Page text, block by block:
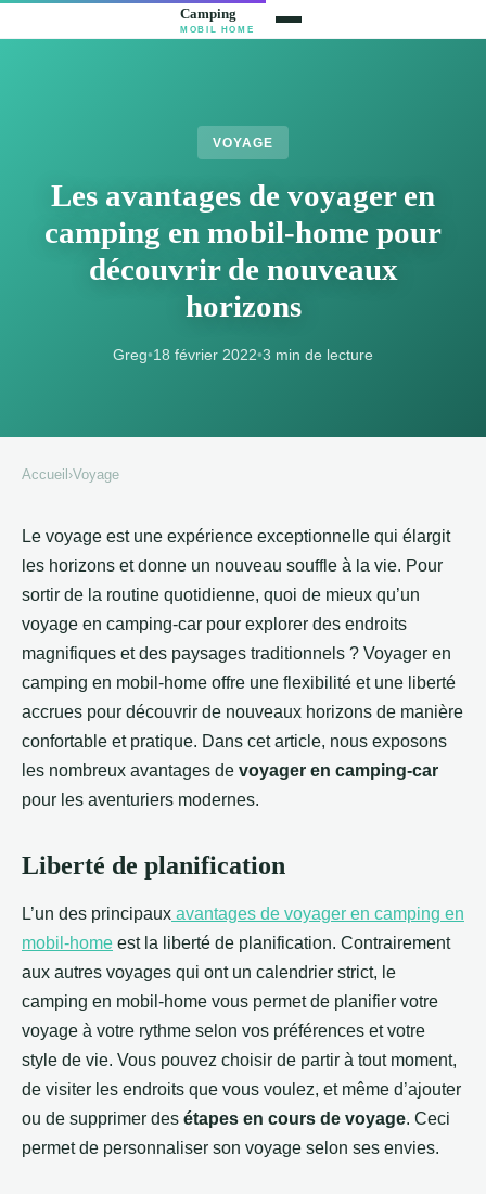
VOYAGE
Les avantages de voyager en
camping en mobil-home pour
découvrir de nouveaux
horizons
Greg•18 février 2022•3 min de lecture
Accueil ›Voyage
Le voyage est une expérience exceptionnelle qui élargit
les horizons et donne un nouveau souffle à la vie. Pour
sortir de la routine quotidienne, quoi de mieux qu’un
voyage en camping-car pour explorer des endroits
magnifiques et des paysages traditionnels ? Voyager en
camping en mobil-home offre une flexibilité et une liberté
accrues pour découvrir de nouveaux horizons de manière
confortable et pratique. Dans cet article, nous exposons
les nombreux avantages de voyager en camping-car
pour les aventuriers modernes.
Liberté de planification
L’un des principaux avantages de voyager en camping en
mobil-home est la liberté de planification. Contrairement
aux autres voyages qui ont un calendrier strict, le
camping en mobil-home vous permet de planifier votre
voyage à votre rythme selon vos préférences et votre
style de vie. Vous pouvez choisir de partir à tout moment,
de visiter les endroits que vous voulez, et même d’ajouter
ou de supprimer des étapes en cours de voyage. Ceci
permet de personnaliser son voyage selon ses envies.